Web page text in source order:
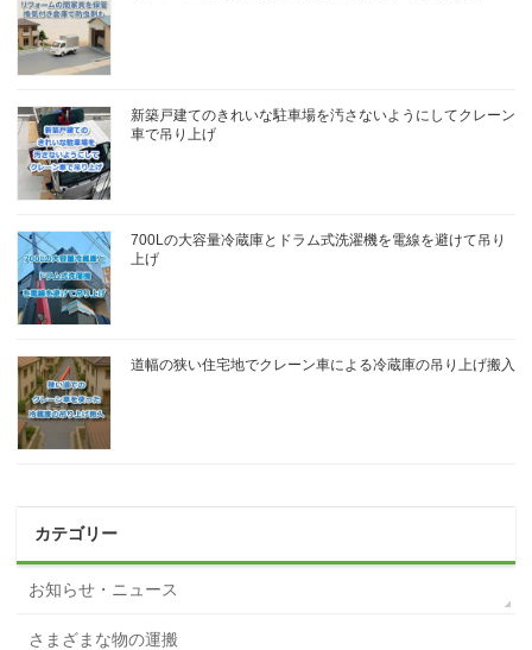
新築戸建てのきれいな駐車場を汚さないようにしてクレーン
車で吊り上げ
700Lの大容量冷蔵庫とドラム式洗濯機を電線を避けて吊り
上げ
道幅の狭い住宅地でクレーン車による冷蔵庫の吊り上げ搬入
カテゴリー
お知らせ・ニュース
さまざまな物の運搬